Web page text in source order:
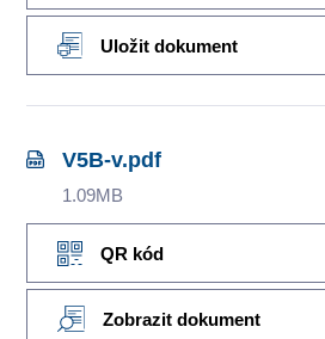
Uložit dokument
V5B-v.pdf
1.09MB
QR kód
Zobrazit dokument